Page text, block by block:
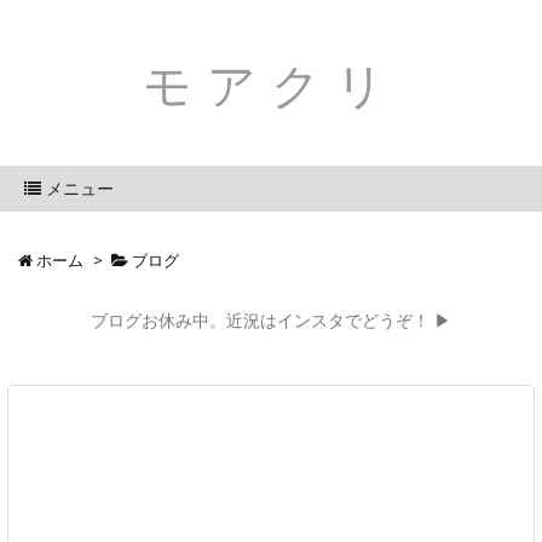
モアクリ
メニュー
ホーム > ブログ
ブログお休み中。近況はインスタでどうぞ！ ▶